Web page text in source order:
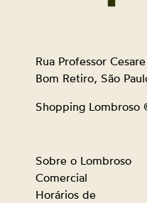
Rua Professor
Bom Retiro, São
Shopping
Sobre o Lombroso
Comercial
Horários de